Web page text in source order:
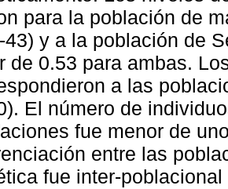
para la población de
43) y a la población de
de 0.53 para ambas.
a las
El número de
fue menor de
entre las
fue inter-